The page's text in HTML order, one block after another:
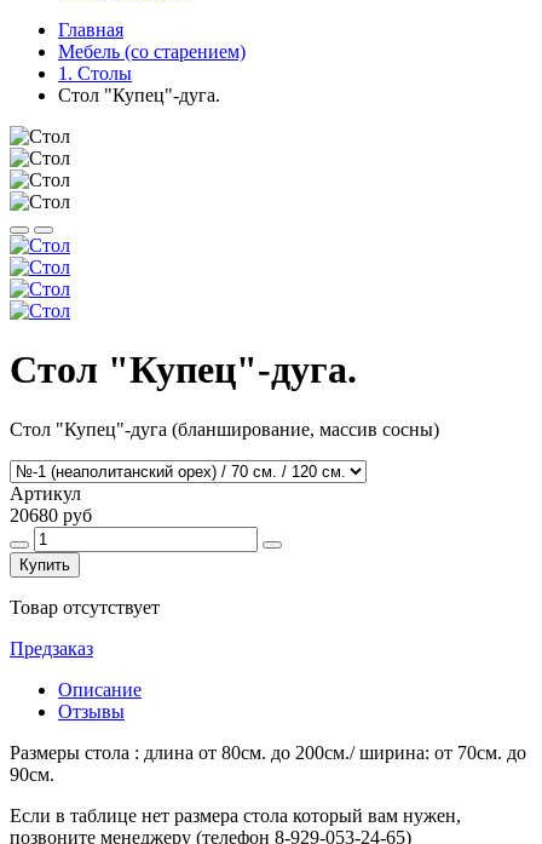
Главная
Мебель (со старением)
1. Столы
Стол "Купец"-дуга.
Стол "Купец"-дуга.
Стол "Купец"-дуга (бланширование, массив сосны)
Артикул
20680 руб
Купить
Товар отсутствует
Предзаказ
Описание
Отзывы
Размеры стола : длина от 80см. до 200см./ ширина: от 70см. до
90см.
Если в таблице нет размера стола который вам нужен,
позвоните менеджеру (телефон 8-929-053-24-65)